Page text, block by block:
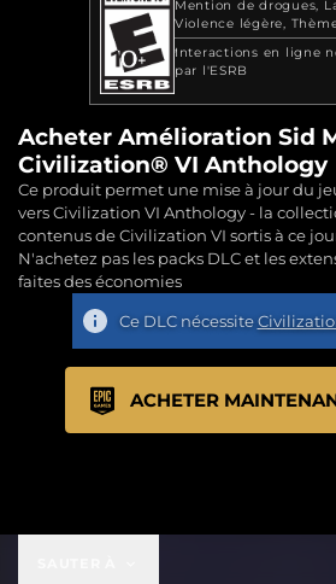
Mention de drogues
Violence légère
Interactions en ligne
par l'ESRB
Acheter Amélioration Sid
Civilization® VI Anthology
Ce produit permet une mise à jour du
vers Civilization VI Anthology - la
contenus de Civilization VI sortis à ce
N'achetez pas les packs DLC et les
faites des économies
Ce DLC nécessite
ACHETER